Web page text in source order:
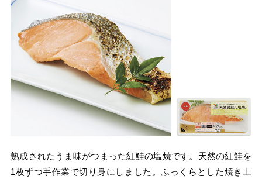
熟成されたうま味がつまった紅鮭の塩焼です。天然の紅鮭を
1枚ずつ手作業で切り身にしました。ふっくらとした焼き上